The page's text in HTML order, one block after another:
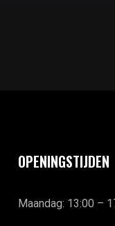
OPENINGSTIJDEN
Maandag: 13:00 –